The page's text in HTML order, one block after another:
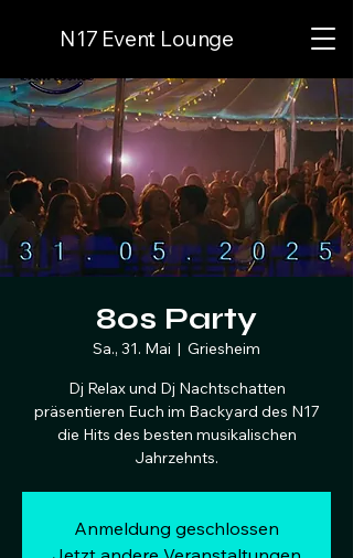
N17 Event Lounge
80s Party
Sa., 31. Mai
  |
Griesheim
Dj Relax und Dj Nachtschatten
präsentieren Euch im Backyard des N17
die Hits des besten musikalischen
Jahrzehnts.
Anmeldung geschlossen